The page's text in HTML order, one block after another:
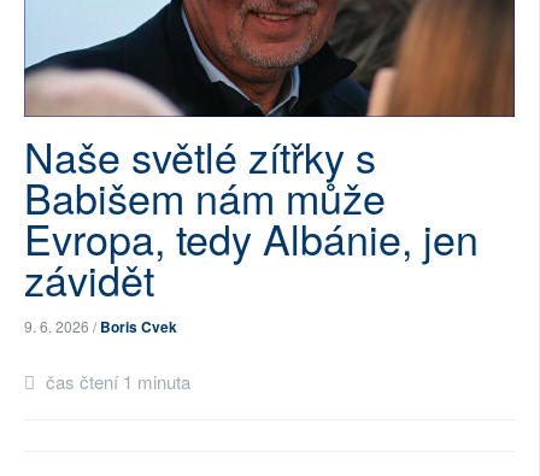
AUTOŘI
PŘÍSPĚVKY NA PROVOZ
SOCIÁLNÍ SÍTĚ
RUBRIKY
PLNÁ VERZE STRÁNEK
Naše světlé zítřky s
Babišem nám může
Evropa, tedy Albánie, jen
závidět
9. 6. 2026 /Boris Cvek
čas čtení 1 minuta